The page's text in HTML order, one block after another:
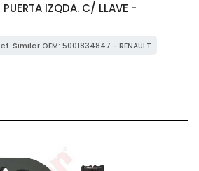
PUERTA IZQDA. C/ LLAVE -
Similar OEM: 5001834847 - RENAULT